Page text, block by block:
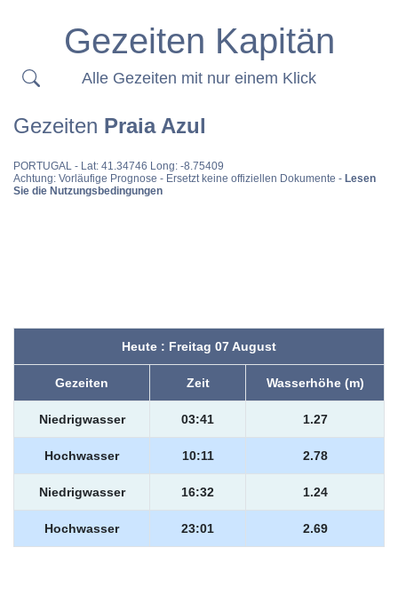
Gezeiten Kapitän
Alle Gezeiten mit nur einem Klick
Gezeiten Praia Azul
PORTUGAL - Lat: 41.34746 Long: -8.75409
Achtung: Vorläufige Prognose - Ersetzt keine offiziellen Dokumente - Lesen
Sie die Nutzungsbedingungen
Heute : Freitag 07 August
Gezeiten Zeit Wasserhöhe (m)
Niedrigwasser 03:41 1.27
Hochwasser 10:11 2.78
Niedrigwasser 16:32 1.24
Hochwasser 23:01 2.69